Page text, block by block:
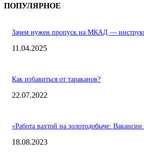
ПОПУЛЯРНОЕ
Зачем нужен пропуск на МКАД —
11.04.2025
Как избавиться от тараканов?
22.07.2022
«Работа вахтой на золотодобыче:
18.08.2023